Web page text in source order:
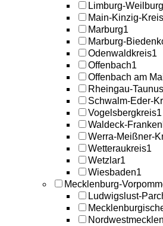
Limburg-Weilburg
Main-Kinzig-Kreis
Marburg1
Marburg-
Odenwaldkreis1
Offenbach1
Offenbach am
Rheingau-
Schwalm-Eder-
Vogelsbergkreis1
Waldeck-
Werra-Meißner-
Wetteraukreis1
Wetzlar1
Wiesbaden1
Mecklenburg-
Ludwigslust-